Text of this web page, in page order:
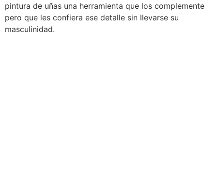
pintura de uñas una herramienta que los complemente
pero que les confiera ese detalle sin llevarse su
masculinidad.